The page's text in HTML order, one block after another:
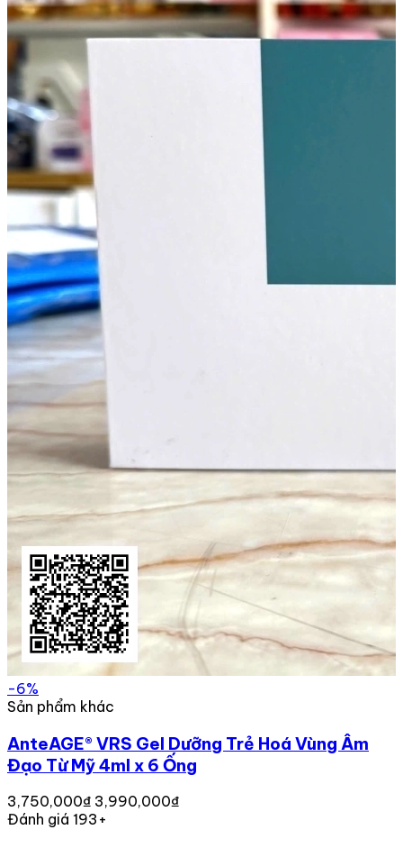
-6%
Sản phẩm khác
AnteAGE® VRS Gel Dưỡng Trẻ Hoá Vùng Âm
Đạo Từ Mỹ 4ml x 6 Ống
3,750,000₫ 3,990,000₫
Đánh giá 193+